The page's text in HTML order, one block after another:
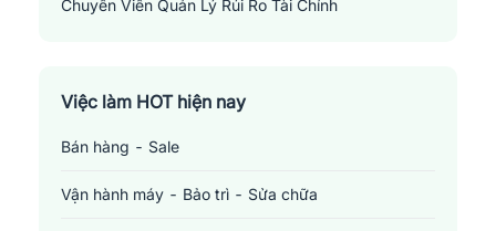
Chuyên Viên Quản Lý Rủi Ro Tài Chính
Việc làm HOT hiện nay
Bán hàng - Sale
Vận hành máy - Bảo trì - Sửa chữa